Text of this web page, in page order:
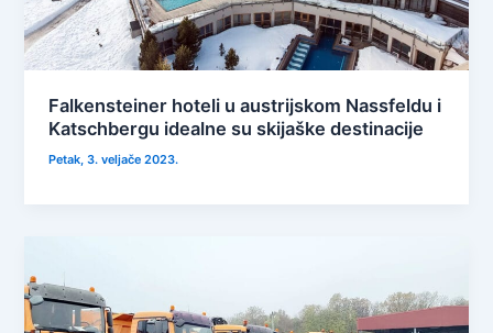
Falkensteiner hoteli u austrijskom Nassfeldu i
Katschbergu idealne su skijaške destinacije
Petak, 3. veljače 2023.